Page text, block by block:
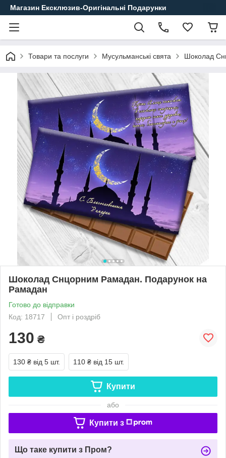
Магазин Ексклюзив-Оригінальні Подарунки
Товари та послуги Мусульманські свята Шоколад
Шоколад Снцорним Рамадан. Подарунок на
Рамадан
Готово до відправки
Код: 18717
Опт і роздріб
130 ₴
130 ₴ від 5 шт. 110 ₴ від 15 шт.
Купити
або
Купити з
Що таке купити з Пром?